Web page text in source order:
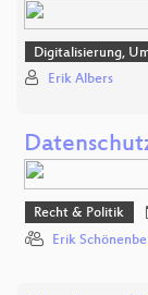
Digitalisierung,
Erik Albers
Recht & Politik
Erik